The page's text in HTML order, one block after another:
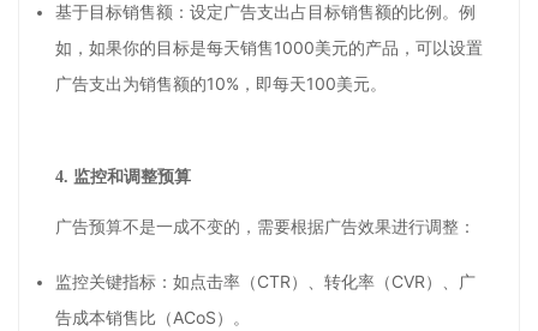
基于目标销售额：设定广告支出占目标销售额的比例。例
如，如果你的目标是每天销售1000美元的产品，可以设置
广告支出为销售额的10% ，即每天100美元。
4. 监控和调整预算
广告预算不是一成不变的，需要根据广告效果进行调整：
监控关键指标：如点击率（CTR）、转化率（CVR）、广
告成本销售比（ACoS）。